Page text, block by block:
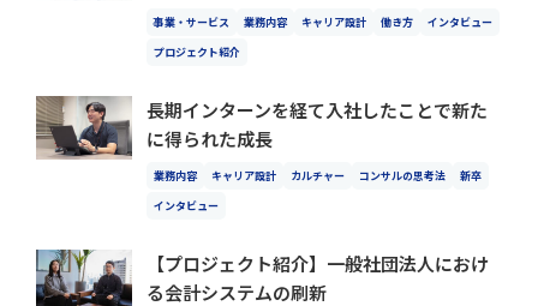
事業・サービス 業務内容 キャリア設計 働き方
インタビュー
プロジェクト紹介
長期インターンを経て入社したことで新た
に得られた成長
業務内容 キャリア設計 カルチャー コンサルの思考法
新卒
インタビュー
【プロジェクト紹介】一般社団法人におけ
る会計システムの刷新